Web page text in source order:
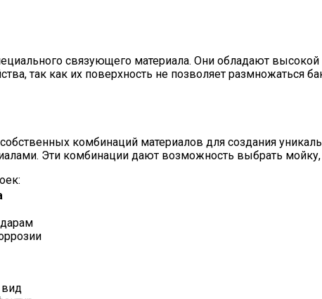
связующего материала. Они обладают
так как их поверхность не позволяет размножаться
комбинаций материалов для создания
Эти комбинации дают возможность выбрать мойку,
вид